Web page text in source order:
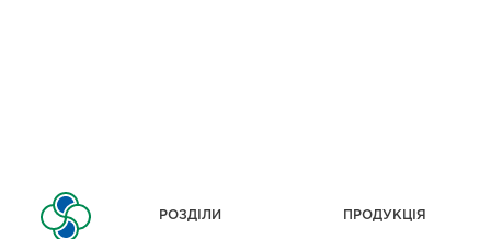
РОЗДІЛИ ПРОДУКЦІЯ